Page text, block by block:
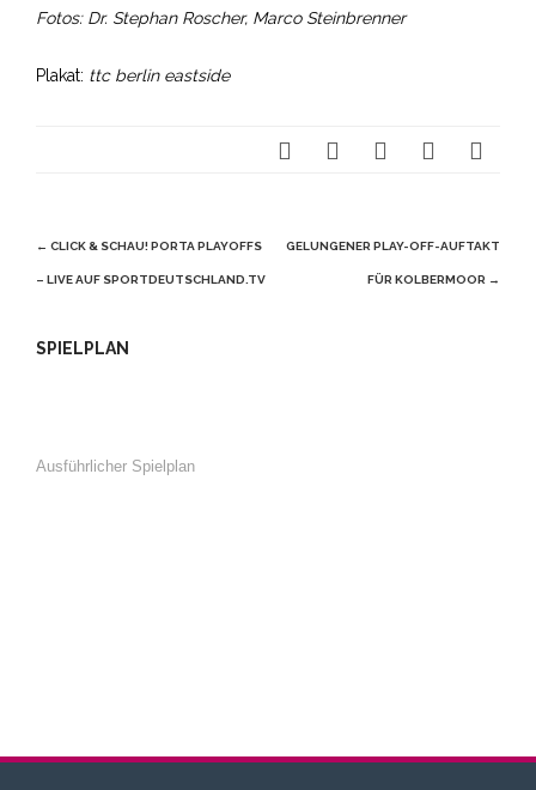
Fotos: Dr. Stephan Roscher, Marco Steinbrenner
Plakat: ttc berlin eastside
Beitragsnavigation
← CLICK & SCHAU! PORTA PLAYOFFS
– LIVE AUF SPORTDEUTSCHLAND.TV
GELUNGENER PLAY-OFF-AUFTAKT
FÜR KOLBERMOOR →
SPIELPLAN
Ausführlicher Spielplan